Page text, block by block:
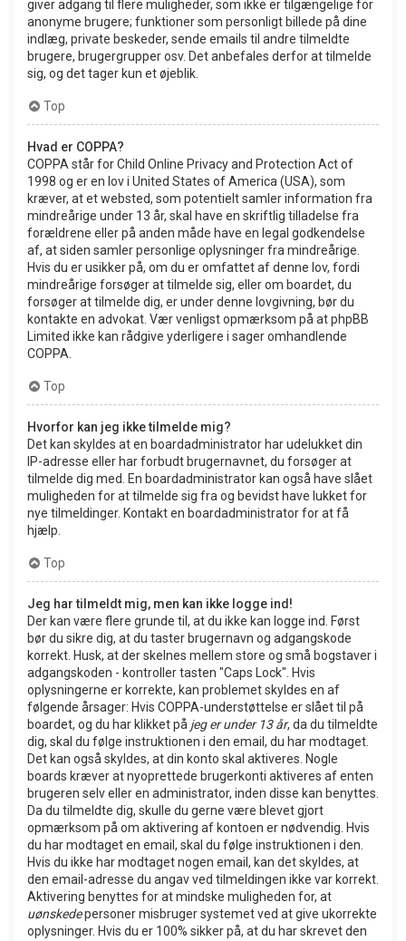
giver adgang til flere muligheder, som ikke er tilgængelige for
anonyme brugere; funktioner som personligt billede på dine
indlæg, private beskeder, sende emails til andre tilmeldte
brugere, brugergrupper osv. Det anbefales derfor at tilmelde
sig, og det tager kun et øjeblik.
Top
Hvad er COPPA?
COPPA står for Child Online Privacy and Protection Act of
1998 og er en lov i United States of America (USA), som
kræver, at et websted, som potentielt samler information fra
mindreårige under 13 år, skal have en skriftlig tilladelse fra
forældrene eller på anden måde have en legal godkendelse
af, at siden samler personlige oplysninger fra mindreårige.
Hvis du er usikker på, om du er omfattet af denne lov, fordi
mindreårige forsøger at tilmelde sig, eller om boardet, du
forsøger at tilmelde dig, er under denne lovgivning, bør du
kontakte en advokat. Vær venligst opmærksom på at phpBB
Limited ikke kan rådgive yderligere i sager omhandlende
COPPA.
Top
Hvorfor kan jeg ikke tilmelde mig?
Det kan skyldes at en boardadministrator har udelukket din
IP-adresse eller har forbudt brugernavnet, du forsøger at
tilmelde dig med. En boardadministrator kan også have slået
muligheden for at tilmelde sig fra og bevidst have lukket for
nye tilmeldinger. Kontakt en boardadministrator for at få
hjælp.
Top
Jeg har tilmeldt mig, men kan ikke logge ind!
Der kan være flere grunde til, at du ikke kan logge ind. Først
bør du sikre dig, at du taster brugernavn og adgangskode
korrekt. Husk, at der skelnes mellem store og små bogstaver i
adgangskoden - kontroller tasten "Caps Lock". Hvis
oplysningerne er korrekte, kan problemet skyldes en af
følgende årsager: Hvis COPPA-understøttelse er slået til på
boardet, og du har klikket på jeg er under 13 år, da du tilmeldte
dig, skal du følge instruktionen i den email, du har modtaget.
Det kan også skyldes, at din konto skal aktiveres. Nogle
boards kræver at nyoprettede brugerkonti aktiveres af enten
brugeren selv eller en administrator, inden disse kan benyttes.
Da du tilmeldte dig, skulle du gerne være blevet gjort
opmærksom på om aktivering af kontoen er nødvendig. Hvis
du har modtaget en email, skal du følge instruktionen i den.
Hvis du ikke har modtaget nogen email, kan det skyldes, at
den email-adresse du angav ved tilmeldingen ikke var korrekt.
Aktivering benyttes for at mindske muligheden for, at
uønskedepersoner misbruger systemet ved at give ukorrekte
oplysninger. Hvis du er 100% sikker på, at du har skrevet den